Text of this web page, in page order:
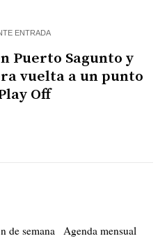
ENTRADA
Puerto Sagunto y
vuelta a un punto
Off
de semana Agenda mensual